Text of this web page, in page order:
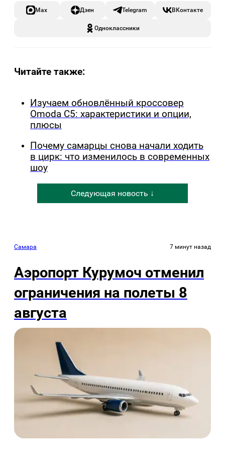
Max Дзен Telegram ВКонтакте
Одноклассники
Читайте также:
Изучаем обновлённый кроссовер
Omoda C5: характеристики и опции,
плюсы
Почему самарцы снова начали ходить
в цирк: что изменилось в современных
шоу
Следующая новость ↓
Самара 7 минут назад
Аэропорт Курумоч отменил
ограничения на полеты 8
августа